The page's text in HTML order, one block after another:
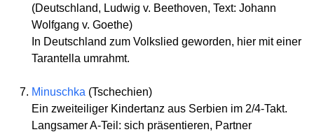
(Deutschland, Ludwig v. Beethoven, Text: Johann
Wolfgang v. Goethe)
In Deutschland zum Volkslied geworden, hier mit einer
Tarantella umrahmt.
Minuschka (Tschechien)
Ein zweiteiliger Kindertanz aus Serbien im 2/4-Takt.
Langsamer A-Teil: sich präsentieren, Partner